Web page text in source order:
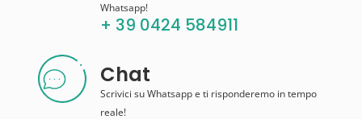
Whatsapp!
+ 39 0424 584911
Chat
Scrivici su Whatsapp e ti risponderemo in tempo
reale!